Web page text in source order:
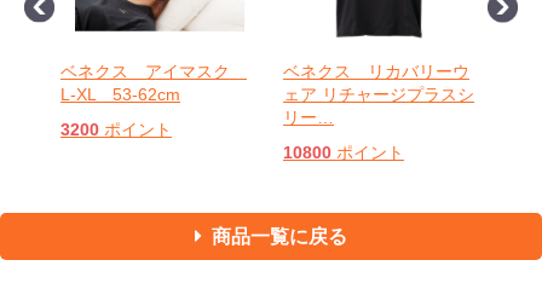
ベネクス アイマスク
L-XL 53-62cm
3200 ポイント
ベネクス リカバリーウ
ェア リチャージプラスシ
リー
10800 ポイント
商品一覧に戻る